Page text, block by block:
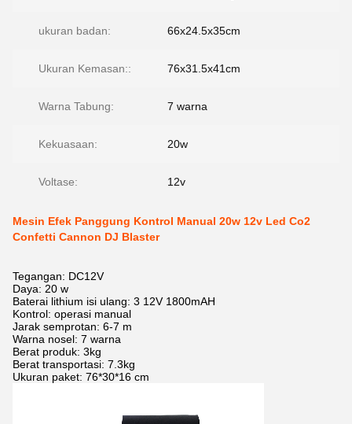
ukuran badan: 66x24.5x35cm
Ukuran Kemasan:: 76x31.5x41cm
Warna Tabung: 7 warna
Kekuasaan: 20w
Voltase: 12v
Mesin Efek Panggung Kontrol Manual 20w 12v Led Co2
Confetti Cannon DJ Blaster
Tegangan: DC12V
Daya: 20 w
Baterai lithium isi ulang: 3 12V 1800mAH
Kontrol: operasi manual
Jarak semprotan: 6-7 m
Warna nosel: 7 warna
Berat produk: 3kg
Berat transportasi: 7.3kg
Ukuran paket: 76*30*16 cm